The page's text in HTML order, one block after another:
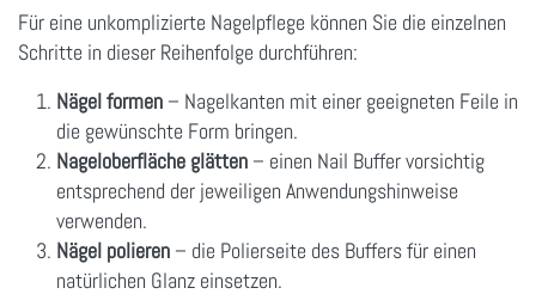
Für eine unkomplizierte Nagelpflege können Sie die einzelnen
Schritte in dieser Reihenfolge durchführen:
Nägel formen – Nagelkanten mit einer geeigneten Feile in
die gewünschte Form bringen.
Nageloberfläche glätten – einen Nail Buffer vorsichtig
entsprechend der jeweiligen Anwendungshinweise
verwenden.
Nägel polieren – die Polierseite des Buffers für einen
natürlichen Glanz einsetzen.